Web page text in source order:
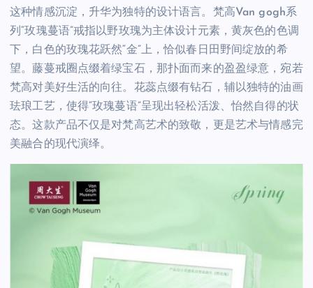
这种情感沉淀，升华为独特的设计语言。梵高Van gogh系
列“玫瑰蔓语”戒指以野玫瑰为主体设计元素，黄灰色的色调
下，白色的玫瑰花跃然“金”上，恰似春日田野间绽放的希
望。藤蔓戒圈点缀着绿宝石，那扑面而来的盈盈绿意，宛若
梵高对美好生活的向往。花蕊点缀有钻石，辅以独特的油画
珐琅工艺，使得“玫瑰蔓语”呈现出轻松活泼、怡然自得的状
态。这款产品不仅是对梵高艺术的致敬，更是艺术与情感完
美融合的现代演绎。